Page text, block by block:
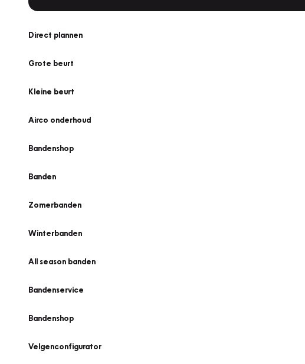
Direct plannen
Grote beurt
Kleine beurt
Airco onderhoud
Bandenshop
Banden
Zomerbanden
Winterbanden
All season banden
Bandenservice
Bandenshop
Velgenconfigurator